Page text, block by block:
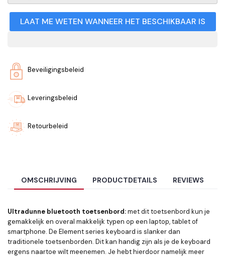
LAAT ME WETEN WANNEER HET BESCHIKBAAR IS
Beveiligingsbeleid
Leveringsbeleid
Retourbeleid
OMSCHRIJVING PRODUCTDETAILS REVIEWS
Ultradunne bluetooth toetsenbord:met dit toetsenbord kun je
gemakkelijk en overal makkelijk typen op een laptop, tablet of
smartphone. De Element series keyboard is slanker dan
traditionele toetsenborden. Dit kan handig zijn als je de keyboard
ergens naartoe wilt meenemen. Je hebt hierdoor namelijk meer